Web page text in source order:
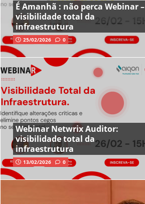
É Amanhã : não perca Webinar –
visibilidade total da
infraestrutura
25/02/2026 0
Webinar Netwrix Auditor:
visibilidade total da
infraestrutura
13/02/2026 0